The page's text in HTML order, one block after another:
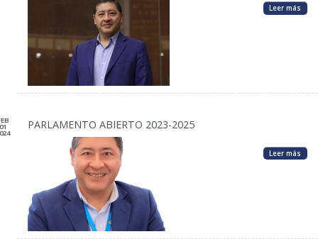
Leer más
01 PARLAMENTO ABIERTO 2023-2025
Leer más